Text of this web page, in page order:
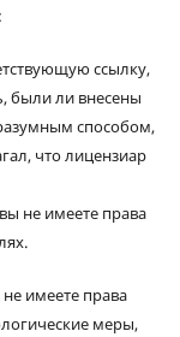
ссылку,
были ли внесены
способом,
что лицензиар
не имеете права
имеете права
меры,